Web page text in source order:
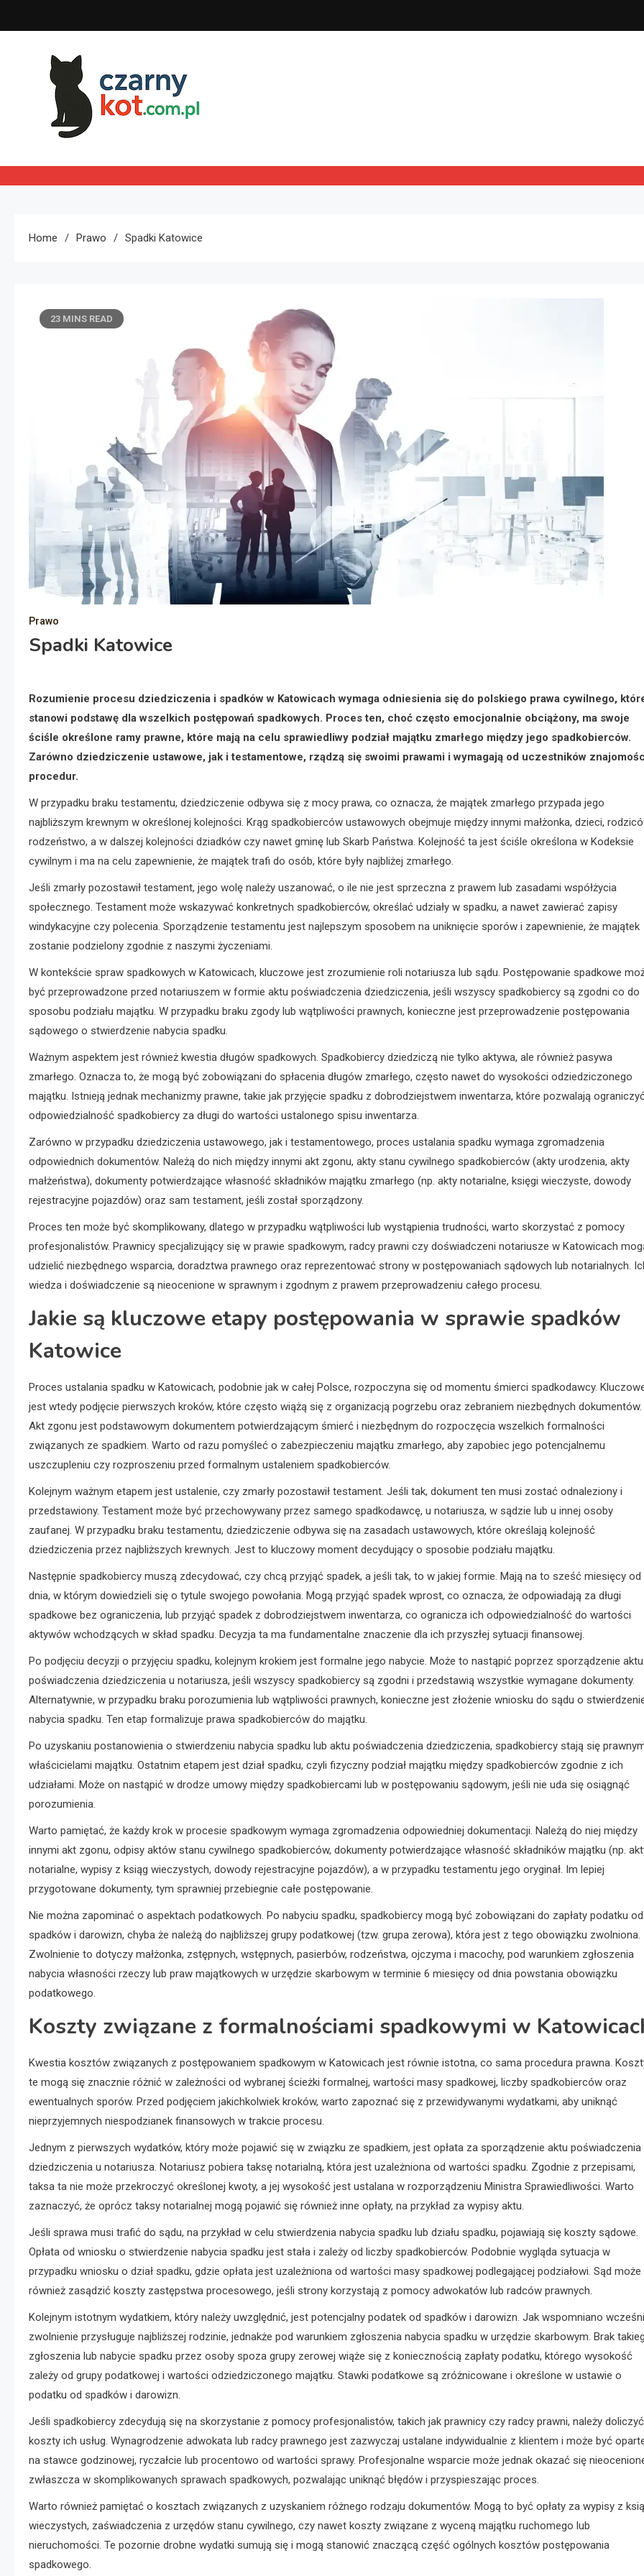
to
Czarny kot
Home Prawo Spadki Katowice
23 MINS READ
Prawo
Spadki Katowice
Rozumienie procesu dziedziczenia i spadków w Katowicach wymaga odniesienia się do polskiego prawa cywilnego,
stanowi podstawę dla wszelkich postępowań spadkowych. Proces ten, choć często emocjonalnie obciążony, ma swoje
ściśle określone ramy prawne, które mają na celu sprawiedliwy podział majątku zmarłego między jego spadkobierców.
Zarówno dziedziczenie ustawowe, jak i testamentowe, rządzą się swoimi prawami i wymagają od uczestników
procedur.
W przypadku braku testamentu, dziedziczenie odbywa się z mocy prawa, co oznacza, że majątek zmarłego przypada jego
najbliższym krewnym w określonej kolejności. Krąg spadkobierców ustawowych obejmuje między innymi małżonka, dzieci,
rodzeństwo, a w dalszej kolejności dziadków czy nawet gminę lub Skarb Państwa. Kolejność ta jest ściśle określona w Kodeksie
cywilnym i ma na celu zapewnienie, że majątek trafi do osób, które były najbliżej zmarłego.
Jeśli zmarły pozostawił testament, jego wolę należy uszanować, o ile nie jest sprzeczna z prawem lub zasadami współżycia
społecznego. Testament może wskazywać konkretnych spadkobierców, określać udziały w spadku, a nawet zawierać zapisy
windykacyjne czy polecenia. Sporządzenie testamentu jest najlepszym sposobem na uniknięcie sporów i zapewnienie, że majątek
zostanie podzielony zgodnie z naszymi życzeniami.
W kontekście spraw spadkowych w Katowicach, kluczowe jest zrozumienie roli notariusza lub sądu. Postępowanie spadkowe
być przeprowadzone przed notariuszem w formie aktu poświadczenia dziedziczenia, jeśli wszyscy spadkobiercy są zgodni co do
sposobu podziału majątku. W przypadku braku zgody lub wątpliwości prawnych, konieczne jest przeprowadzenie postępowania
sądowego o stwierdzenie nabycia spadku.
Ważnym aspektem jest również kwestia długów spadkowych. Spadkobiercy dziedziczą nie tylko aktywa, ale również pasywa
zmarłego. Oznacza to, że mogą być zobowiązani do spłacenia długów zmarłego, często nawet do wysokości odziedziczonego
majątku. Istnieją jednak mechanizmy prawne, takie jak przyjęcie spadku z dobrodziejstwem inwentarza, które pozwalają
odpowiedzialność spadkobiercy za długi do wartości ustalonego spisu inwentarza.
Zarówno w przypadku dziedziczenia ustawowego, jak i testamentowego, proces ustalania spadku wymaga zgromadzenia
odpowiednich dokumentów. Należą do nich między innymi akt zgonu, akty stanu cywilnego spadkobierców (akty urodzenia, akty
małżeństwa), dokumenty potwierdzające własność składników majątku zmarłego (np. akty notarialne, księgi wieczyste, dowody
rejestracyjne pojazdów) oraz sam testament, jeśli został sporządzony.
Proces ten może być skomplikowany, dlatego w przypadku wątpliwości lub wystąpienia trudności, warto skorzystać z pomocy
profesjonalistów. Prawnicy specjalizujący się w prawie spadkowym, radcy prawni czy doświadczeni notariusze w Katowicach
udzielić niezbędnego wsparcia, doradztwa prawnego oraz reprezentować strony w postępowaniach sądowych lub notarialnych.
wiedza i doświadczenie są nieocenione w sprawnym i zgodnym z prawem przeprowadzeniu całego procesu.
Jakie są kluczowe etapy postępowania w sprawie spadków
Katowice
Proces ustalania spadku w Katowicach, podobnie jak w całej Polsce, rozpoczyna się od momentu śmierci spadkodawcy.
jest wtedy podjęcie pierwszych kroków, które często wiążą się z organizacją pogrzebu oraz zebraniem niezbędnych dokumentów.
Akt zgonu jest podstawowym dokumentem potwierdzającym śmierć i niezbędnym do rozpoczęcia wszelkich formalności
związanych ze spadkiem. Warto od razu pomyśleć o zabezpieczeniu majątku zmarłego, aby zapobiec jego potencjalnemu
uszczupleniu czy rozproszeniu przed formalnym ustaleniem spadkobierców.
Kolejnym ważnym etapem jest ustalenie, czy zmarły pozostawił testament. Jeśli tak, dokument ten musi zostać odnaleziony i
przedstawiony. Testament może być przechowywany przez samego spadkodawcę, u notariusza, w sądzie lub u innej osoby
zaufanej. W przypadku braku testamentu, dziedziczenie odbywa się na zasadach ustawowych, które określają kolejność
dziedziczenia przez najbliższych krewnych. Jest to kluczowy moment decydujący o sposobie podziału majątku.
Następnie spadkobiercy muszą zdecydować, czy chcą przyjąć spadek, a jeśli tak, to w jakiej formie. Mają na to sześć miesięcy od
dnia, w którym dowiedzieli się o tytule swojego powołania. Mogą przyjąć spadek wprost, co oznacza, że odpowiadają za długi
spadkowe bez ograniczenia, lub przyjąć spadek z dobrodziejstwem inwentarza, co ogranicza ich odpowiedzialność do wartości
aktywów wchodzących w skład spadku. Decyzja ta ma fundamentalne znaczenie dla ich przyszłej sytuacji finansowej.
Po podjęciu decyzji o przyjęciu spadku, kolejnym krokiem jest formalne jego nabycie. Może to nastąpić poprzez sporządzenie aktu
poświadczenia dziedziczenia u notariusza, jeśli wszyscy spadkobiercy są zgodni i przedstawią wszystkie wymagane dokumenty.
Alternatywnie, w przypadku braku porozumienia lub wątpliwości prawnych, konieczne jest złożenie wniosku do sądu o
nabycia spadku. Ten etap formalizuje prawa spadkobierców do majątku.
Po uzyskaniu postanowienia o stwierdzeniu nabycia spadku lub aktu poświadczenia dziedziczenia, spadkobiercy stają się
właścicielami majątku. Ostatnim etapem jest dział spadku, czyli fizyczny podział majątku między spadkobierców zgodnie z ich
udziałami. Może on nastąpić w drodze umowy między spadkobiercami lub w postępowaniu sądowym, jeśli nie uda się osiągnąć
porozumienia.
Warto pamiętać, że każdy krok w procesie spadkowym wymaga zgromadzenia odpowiedniej dokumentacji. Należą do niej między
innymi akt zgonu, odpisy aktów stanu cywilnego spadkobierców, dokumenty potwierdzające własność składników majątku (np.
notarialne, wypisy z ksiąg wieczystych, dowody rejestracyjne pojazdów), a w przypadku testamentu jego oryginał. Im lepiej
przygotowane dokumenty, tym sprawniej przebiegnie całe postępowanie.
Nie można zapominać o aspektach podatkowych. Po nabyciu spadku, spadkobiercy mogą być zobowiązani do zapłaty podatku od
spadków i darowizn, chyba że należą do najbliższej grupy podatkowej (tzw. grupa zerowa), która jest z tego obowiązku zwolniona.
Zwolnienie to dotyczy małżonka, zstępnych, wstępnych, pasierbów, rodzeństwa, ojczyma i macochy, pod warunkiem zgłoszenia
nabycia własności rzeczy lub praw majątkowych w urzędzie skarbowym w terminie 6 miesięcy od dnia powstania obowiązku
podatkowego.
Koszty związane z formalnościami spadkowymi w
Kwestia kosztów związanych z postępowaniem spadkowym w Katowicach jest równie istotna, co sama procedura prawna.
te mogą się znacznie różnić w zależności od wybranej ścieżki formalnej, wartości masy spadkowej, liczby spadkobierców oraz
ewentualnych sporów. Przed podjęciem jakichkolwiek kroków, warto zapoznać się z przewidywanymi wydatkami, aby uniknąć
nieprzyjemnych niespodzianek finansowych w trakcie procesu.
Jednym z pierwszych wydatków, który może pojawić się w związku ze spadkiem, jest opłata za sporządzenie aktu poświadczenia
dziedziczenia u notariusza. Notariusz pobiera taksę notarialną, która jest uzależniona od wartości spadku. Zgodnie z przepisami,
taksa ta nie może przekroczyć określonej kwoty, a jej wysokość jest ustalana w rozporządzeniu Ministra Sprawiedliwości. Warto
zaznaczyć, że oprócz taksy notarialnej mogą pojawić się również inne opłaty, na przykład za wypisy aktu.
Jeśli sprawa musi trafić do sądu, na przykład w celu stwierdzenia nabycia spadku lub działu spadku, pojawiają się koszty sądowe.
Opłata od wniosku o stwierdzenie nabycia spadku jest stała i zależy od liczby spadkobierców. Podobnie wygląda sytuacja w
przypadku wniosku o dział spadku, gdzie opłata jest uzależniona od wartości masy spadkowej podlegającej podziałowi. Sąd może
również zasądzić koszty zastępstwa procesowego, jeśli strony korzystają z pomocy adwokatów lub radców prawnych.
Kolejnym istotnym wydatkiem, który należy uwzględnić, jest potencjalny podatek od spadków i darowizn. Jak wspomniano
zwolnienie przysługuje najbliższej rodzinie, jednakże pod warunkiem zgłoszenia nabycia spadku w urzędzie skarbowym. Brak
zgłoszenia lub nabycie spadku przez osoby spoza grupy zerowej wiąże się z koniecznością zapłaty podatku, którego wysokość
zależy od grupy podatkowej i wartości odziedziczonego majątku. Stawki podatkowe są zróżnicowane i określone w ustawie o
podatku od spadków i darowizn.
Jeśli spadkobiercy zdecydują się na skorzystanie z pomocy profesjonalistów, takich jak prawnicy czy radcy prawni, należy doliczyć
koszty ich usług. Wynagrodzenie adwokata lub radcy prawnego jest zazwyczaj ustalane indywidualnie z klientem i może być
na stawce godzinowej, ryczałcie lub procentowo od wartości sprawy. Profesjonalne wsparcie może jednak okazać się
zwłaszcza w skomplikowanych sprawach spadkowych, pozwalając uniknąć błędów i przyspieszając proces.
Warto również pamiętać o kosztach związanych z uzyskaniem różnego rodzaju dokumentów. Mogą to być opłaty za wypisy z
wieczystych, zaświadczenia z urzędów stanu cywilnego, czy nawet koszty związane z wyceną majątku ruchomego lub
nieruchomości. Te pozornie drobne wydatki sumują się i mogą stanowić znaczącą część ogólnych kosztów postępowania
spadkowego.